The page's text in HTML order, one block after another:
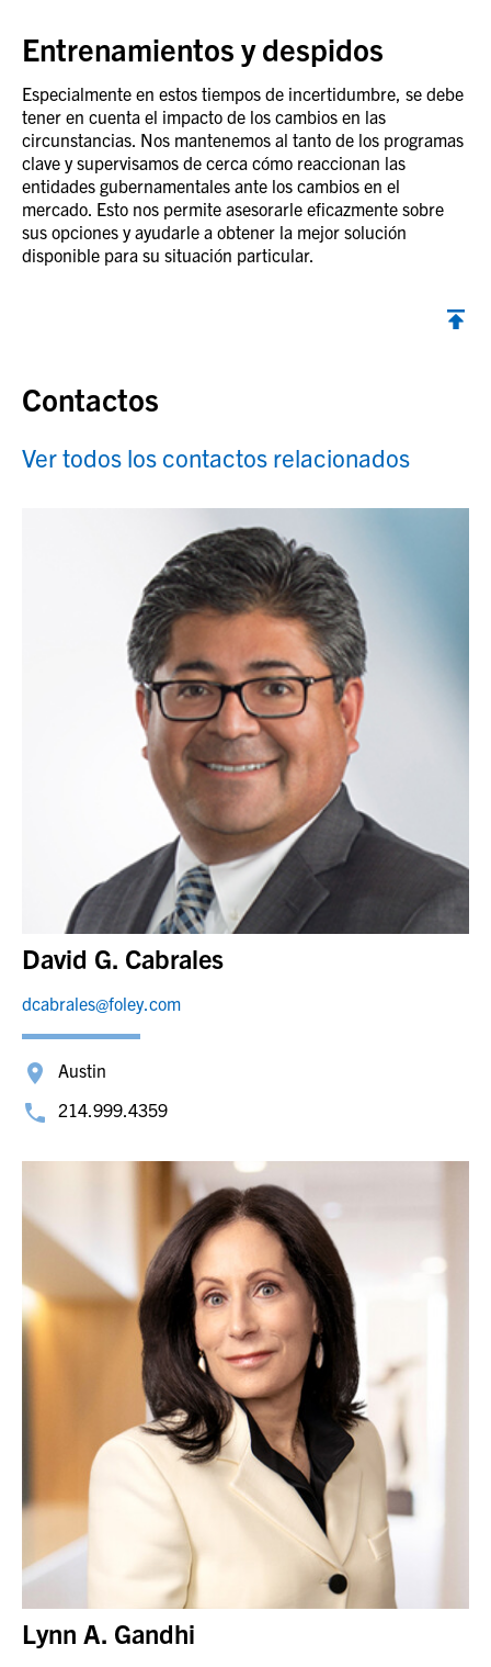
Entrenamientos y despidos
Especialmente en estos tiempos de incertidumbre, se debe
tener en cuenta el impacto de los cambios en las
circunstancias. Nos mantenemos al tanto de los programas
clave y supervisamos de cerca cómo reaccionan las
entidades gubernamentales ante los cambios en el
mercado. Esto nos permite asesorarle eficazmente sobre
sus opciones y ayudarle a obtener la mejor solución
disponible para su situación particular.
Contactos
Ver todos los contactos relacionados
David G. Cabrales
dcabrales@foley.com
Austin
214.999.4359
Lynn A. Gandhi